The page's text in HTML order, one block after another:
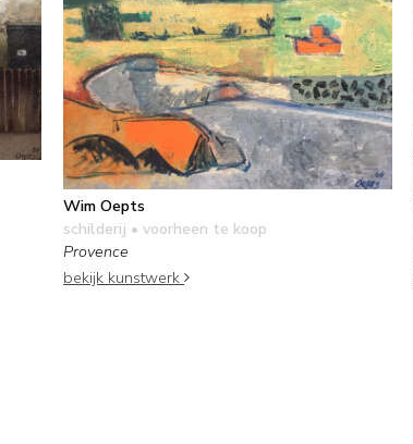
Wim Oepts
schilderij • voorheen te koop
Provence
bekijk kunstwerk